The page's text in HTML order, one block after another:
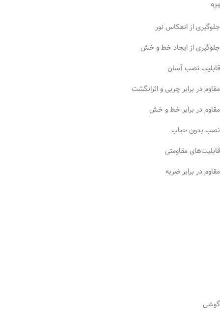
۹H
جلوگیری از انعکاس نور
جلوگیری از ایجاد خط و خش
قابلیت نصب آسان
مقاوم در برابر چربی و اثرانگشت
مقاوم در برابر خط و خش
نصب بدون حباب
قابلیت‌های مقاومتی
مقاوم در برابر ضربه